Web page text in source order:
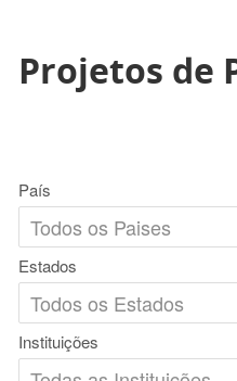
Projetos de
País
Estados
Instituições